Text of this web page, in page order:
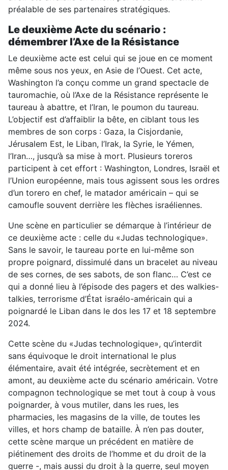
préalable de ses partenaires stratégiques.
Le deuxième Acte du scénario :
démembrer l’Axe de la Résistance
Le deuxième acte est celui qui se joue en ce moment
même sous nos yeux, en Asie de l’Ouest. Cet acte,
Washington l’a conçu comme un grand spectacle de
tauromachie, où l’Axe de la Résistance représente le
taureau à abattre, et l’Iran, le poumon du taureau.
L’objectif est d’affaiblir la bête, en ciblant tous les
membres de son corps : Gaza, la Cisjordanie,
Jérusalem Est, le Liban, l’Irak, la Syrie, le Yémen,
l’Iran…, jusqu’à sa mise à mort. Plusieurs toreros
participent à cet effort : Washington, Londres, Israël et
l’Union européenne, mais tous agissent sous les ordres
d’un torero en chef, le matador américain – qui se
camoufle souvent derrière les flèches israéliennes.
Une scène en particulier se démarque à l’intérieur de
ce deuxième acte : celle du «Judas technologique».
Sans le savoir, le taureau porte en lui-même son
propre poignard, dissimulé dans un bracelet au niveau
de ses cornes, de ses sabots, de son flanc… C’est ce
qui a donné lieu à l’épisode des pagers et des walkies-
talkies, terrorisme d’État israélo-américain qui a
poignardé le Liban dans le dos les 17 et 18 septembre
2024.
Cette scène du «Judas technologique», qu’interdit
sans équivoque le droit international le plus
élémentaire, avait été intégrée, secrètement et en
amont, au deuxième acte du scénario américain. Votre
compagnon technologique se met tout à coup à vous
poignarder, à vous mutiler, dans les rues, les
pharmacies, les magasins de la ville, de toutes les
villes, et hors champ de bataille. À n’en pas douter,
cette scène marque un précédent en matière de
piétinement des droits de l’homme et du droit de la
guerre -, mais aussi du droit à la guerre, seul moyen